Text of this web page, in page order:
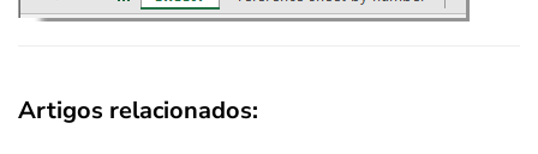
Artigos relacionados: